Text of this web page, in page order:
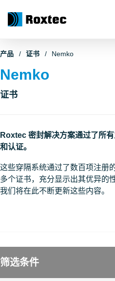
产品 证书 Nemko
Nemko
证书
Roxtec 密封解决方案通过了所
和认证。
这些穿隔系统通过了数百项注册
多个证书，充分显示出其优异的
我们将在此不断更新这些内容。
筛选条件